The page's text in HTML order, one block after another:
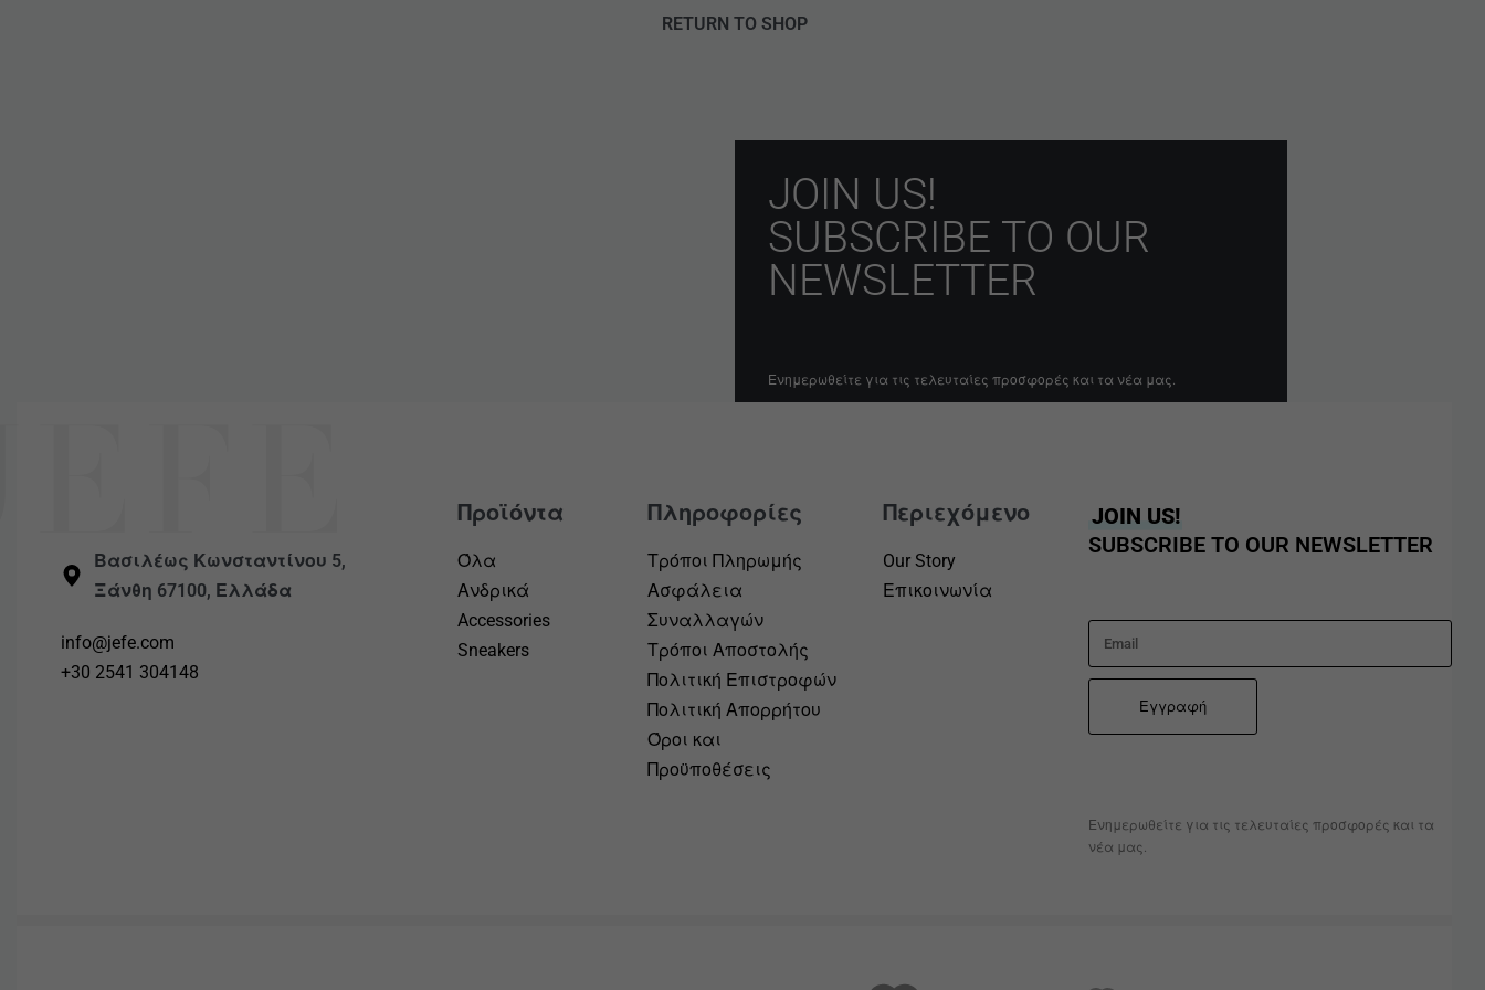
RETURN TO SHOP
JOIN US!
SUBSCRIBE TO OUR
NEWSLETTER
Ενημερωθείτε για τις τελευταίες προσφορές και τα νέα μας.
Βασιλέως Κωνσταντίνου 5,
Ξάνθη 67100, Ελλάδα
info@jefe.com
+30 2541 304148
Προϊόντα
Όλα
Ανδρικά
Accessories
Sneakers
Πληροφορίες
Τρόποι Πληρωμής
Ασφάλεια
Συναλλαγών
Τρόποι Αποστολής
Πολιτική Επιστροφών
Πολιτική Απορρήτου
Όροι και
Προϋποθέσεις
Περιεχόμενο
Our Story
Επικοινωνία
JOIN US!
SUBSCRIBE TO OUR NEWSLETTER
Ενημερωθείτε για τις τελευταίες προσφορές και τα
νέα μας.